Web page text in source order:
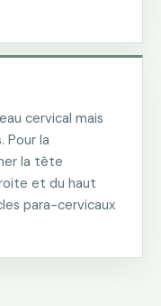
cervical mais
Pour la
la tête
et du haut
para-cervicaux